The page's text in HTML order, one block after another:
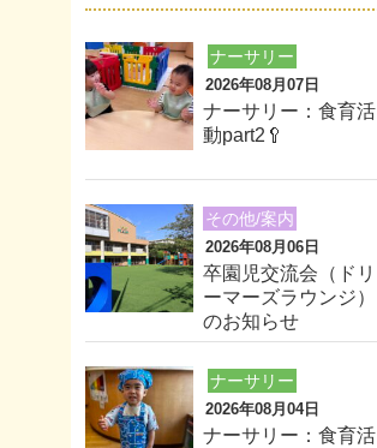
ナーサリー
2026年08月07日
ナーサリー：食育活
動part2🥄
その他/案内
2026年08月06日
卒園児交流会（ドリ
ーマーズラウンジ）
のお知らせ
ナーサリー
2026年08月04日
ナーサリー：食育活